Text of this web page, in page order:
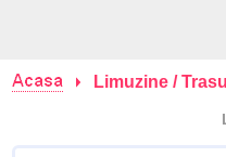
Limuzine /